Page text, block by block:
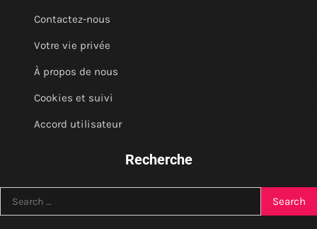
Contactez-nous
Votre vie privée
À propos de nous
Cookies et suivi
Accord utilisateur
Recherche
for: